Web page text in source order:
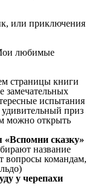
или приключения
любимые
страницы книги
замечательных
испытания
приз
можно открыть
сказку»
название
вопросы командам,
у черепахи